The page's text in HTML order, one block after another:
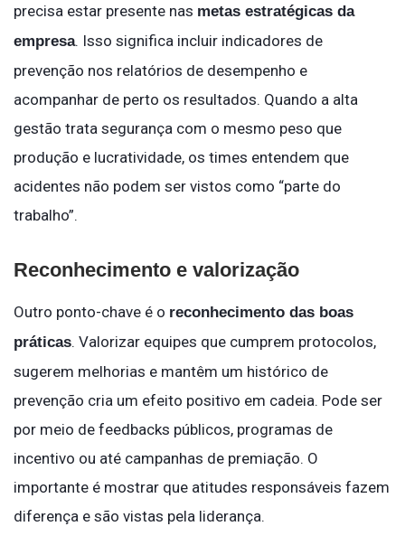
precisa estar presente nas metas estratégicas da
empresa. Isso significa incluir indicadores de
prevenção nos relatórios de desempenho e
acompanhar de perto os resultados. Quando a alta
gestão trata segurança com o mesmo peso que
produção e lucratividade, os times entendem que
acidentes não podem ser vistos como “parte do
trabalho”.
Reconhecimento e valorização
Outro ponto-chave é o reconhecimento das boas
práticas. Valorizar equipes que cumprem protocolos,
sugerem melhorias e mantêm um histórico de
prevenção cria um efeito positivo em cadeia. Pode ser
por meio de feedbacks públicos, programas de
incentivo ou até campanhas de premiação. O
importante é mostrar que atitudes responsáveis fazem
diferença e são vistas pela liderança.